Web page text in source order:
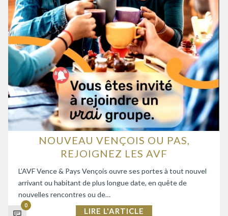
NOUVEAU VENÇOIS OU PAS,
REJOIGNEZ LES AVF
L’AVF Vence & Pays Vençois ouvre ses portes à tout nouvel
arrivant ou habitant de plus longue date, en quête de
nouvelles rencontres ou de…
0
LIRE L'ARTICLE